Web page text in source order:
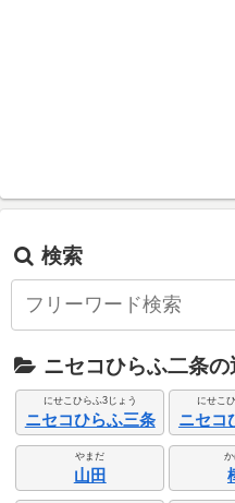
検索
ニセコひらふ二条
にせこひらふ3じょう
ニセコひらふ三条
にせこ
ニセコ
やまだ
山田
か